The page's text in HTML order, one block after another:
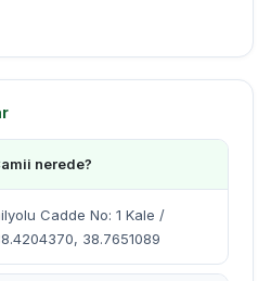
nerede?
Cadde No: 1 Kale /
38.7651089